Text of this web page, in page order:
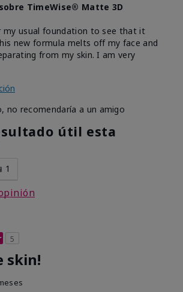
TimeWise® Matte 3D
usual foundation to see that it
new formula melts off my face and
from my skin. I am very
no recomendaría a un amigo
útil esta
1
5
skin!